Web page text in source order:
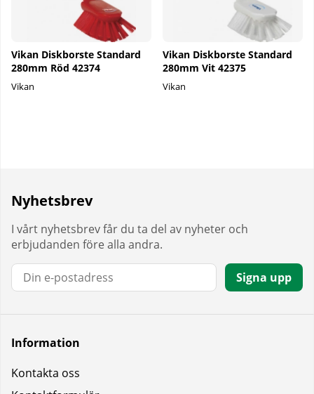
Vikan Diskborste Standard
280mm Röd 42374
Vikan
Vikan Diskborste Standard
280mm Vit 42375
Vikan
Nyhetsbrev
I vårt nyhetsbrev får du ta del av nyheter och
erbjudanden före alla andra.
E-post:
Signa upp
Information
Kontakta oss